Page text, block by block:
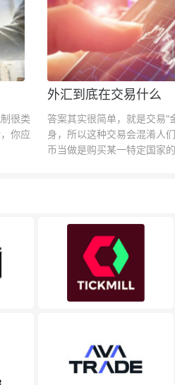
很类
你应
外汇到底在交易什么
答案其实很简单，就是交易“
身，所以这种交易会混淆人
币当做是购买某一特定国家